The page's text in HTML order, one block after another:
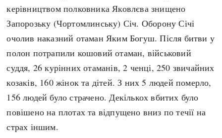
керівництвом полковника Яковлєва знищено
Запорозьку (Чортомлинську) Січ. Оборону Січі
очолив наказний отаман Яким Богуш. Після битви у
полон потрапили кошовий отаман, військовий
суддя, 26 курінних отаманів, 2 ченці, 250 звичайних
козаків, 160 жінок та дітей. З них 5 людей померло,
156 людей було страчено. Декількох вбитих було
повішено на плотах та відпущено вниз по течії на
страх іншим.